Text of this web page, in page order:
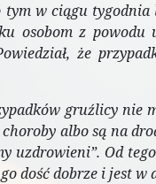
w ciągu tygodnia
osobom z powodu
że
gruźlicy nie
albo są na
uzdrowieni”. Od
dość dobrze i jest